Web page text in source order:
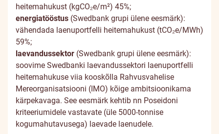
heitemahukust (kgCO₂e/m²) 45%;
energiatööstus (Swedbank grupi ülene eesmärk):
vähendada laenuportfelli heitemahukust (tCO₂e/MWh)
59%;
laevandussektor (Swedbank grupi ülene eesmärk):
soovime Swedbanki laevandussektori laenuportfelli
heitemahukuse viia kooskõlla Rahvusvahelise
Mereorganisatsiooni (IMO) kõige ambitsioonikama
kärpekavaga. See eesmärk kehtib nn Poseidoni
kriteeriumidele vastavate (üle 5000-tonnise
kogumahutavusega) laevade laenudele.